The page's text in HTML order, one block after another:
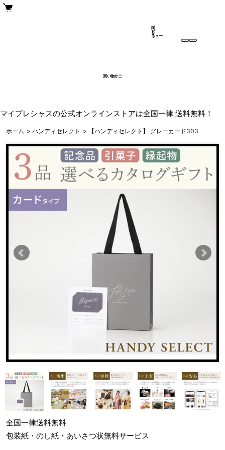
買い物かご
メ
ニュー
閉
じ
る
マイプレシャスの公式オンラインストアは全国一律 送料無料！
ホーム > ハンディセレクト > 【ハンディセレクト】 グレーカード303
全国一律送料無料
包装紙・のし紙・あいさつ状無料サービス